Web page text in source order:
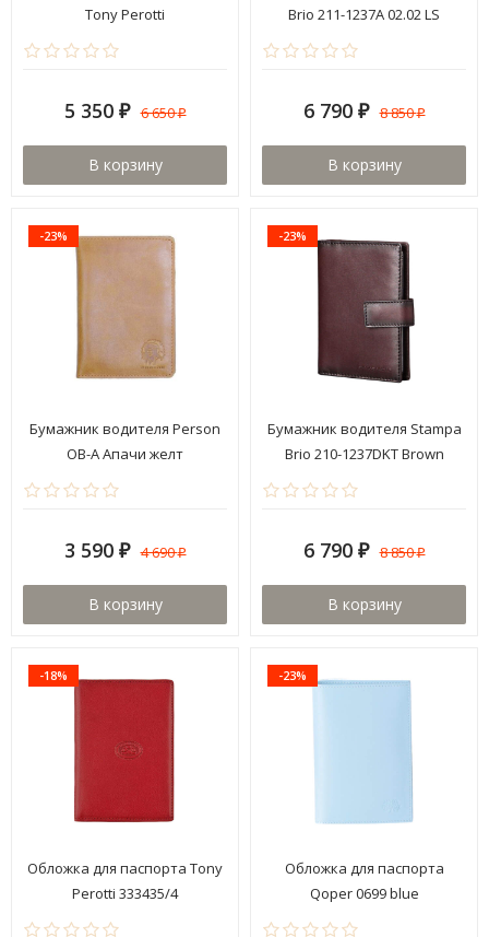
Tony Perotti
5 350 ₽ 6 650₽
В корзину
Brio 211-1237A 02.02 LS
6 790 ₽ 8 850₽
В корзину
-23%
Бумажник водителя Person
ОВ-А Апачи желт
3 590 ₽ 4 690₽
В корзину
-23%
Бумажник водителя Stampa
Brio 210-1237DKT Brown
6 790 ₽ 8 850₽
В корзину
-18%
Обложка для паспорта Tony
Perotti 333435/4
-23%
Обложка для паспорта
Qoper 0699 blue